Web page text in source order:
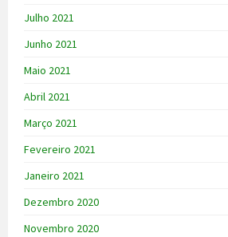
Julho 2021
Junho 2021
Maio 2021
Abril 2021
Março 2021
Fevereiro 2021
Janeiro 2021
Dezembro 2020
Novembro 2020